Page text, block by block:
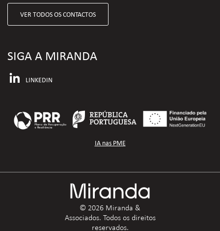
VER TODOS OS CONTACTOS
SIGA A MIRANDA
LINKEDIN
IA nas PME
© 2026 Miranda &
Associados. Todos os direitos
reservados.